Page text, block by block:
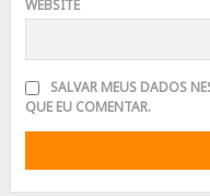
WEBSITE
SALVAR MEUS DADOS
QUE EU COMENTAR.